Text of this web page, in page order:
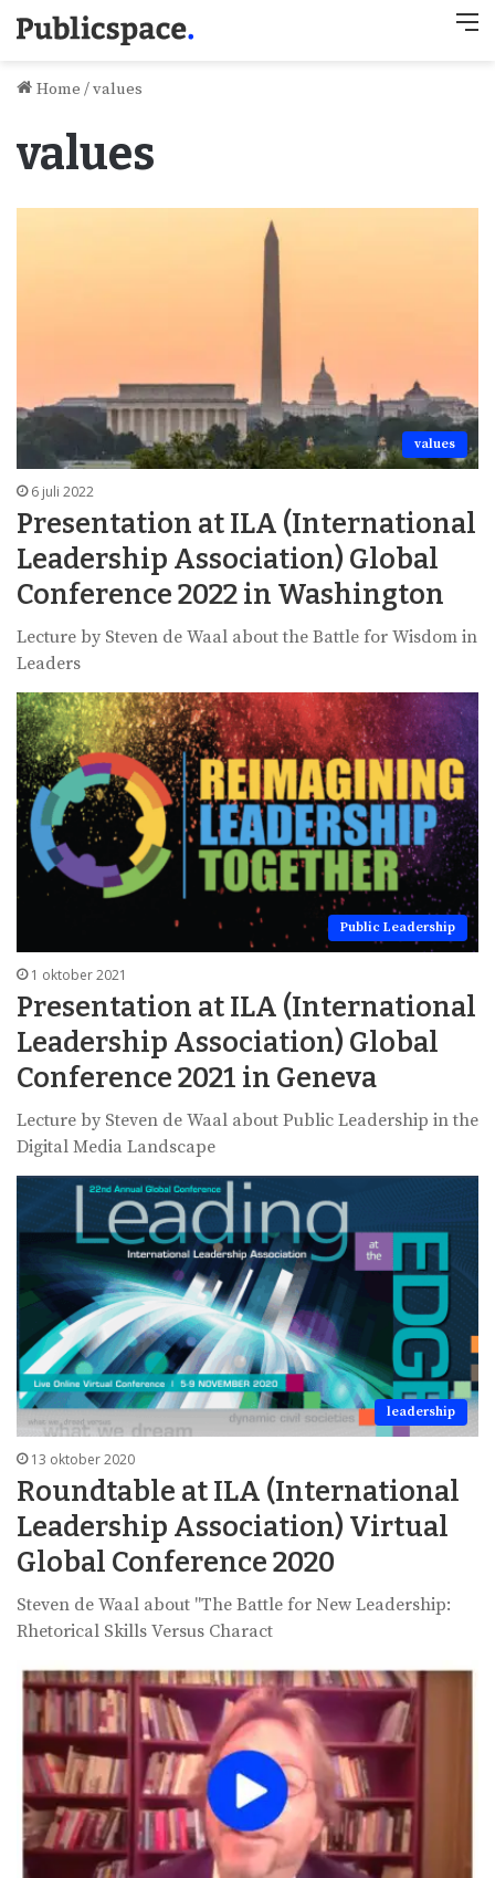
Home /values
values
values
6 juli 2022
Presentation at ILA (International
Leadership Association) Global
Conference 2022 in Washington
Lecture by Steven de Waal about the Battle for Wisdom in
Leaders
Public Leadership
1 oktober 2021
Presentation at ILA (International
Leadership Association) Global
Conference 2021 in Geneva
Lecture by Steven de Waal about Public Leadership in the
Digital Media Landscape
leadership
13 oktober 2020
Roundtable at ILA (International
Leadership Association) Virtual
Global Conference 2020
Steven de Waal about "The Battle for New Leadership:
Rhetorical Skills Versus Charact